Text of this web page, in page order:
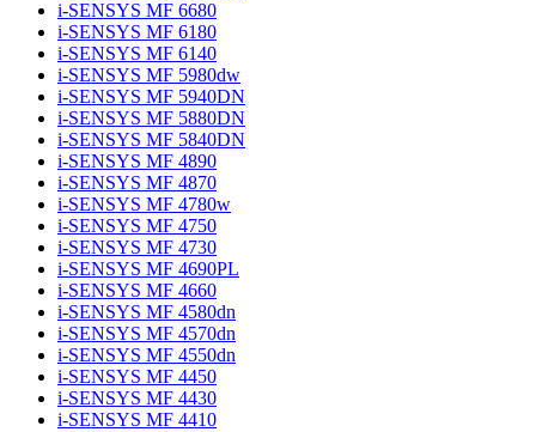
i-SENSYS MF 6680
i-SENSYS MF 6180
i-SENSYS MF 6140
i-SENSYS MF 5980dw
i-SENSYS MF 5940DN
i-SENSYS MF 5880DN
i-SENSYS MF 5840DN
i-SENSYS MF 4890
i-SENSYS MF 4870
i-SENSYS MF 4780w
i-SENSYS MF 4750
i-SENSYS MF 4730
i-SENSYS MF 4690PL
i-SENSYS MF 4660
i-SENSYS MF 4580dn
i-SENSYS MF 4570dn
i-SENSYS MF 4550dn
i-SENSYS MF 4450
i-SENSYS MF 4430
i-SENSYS MF 4410